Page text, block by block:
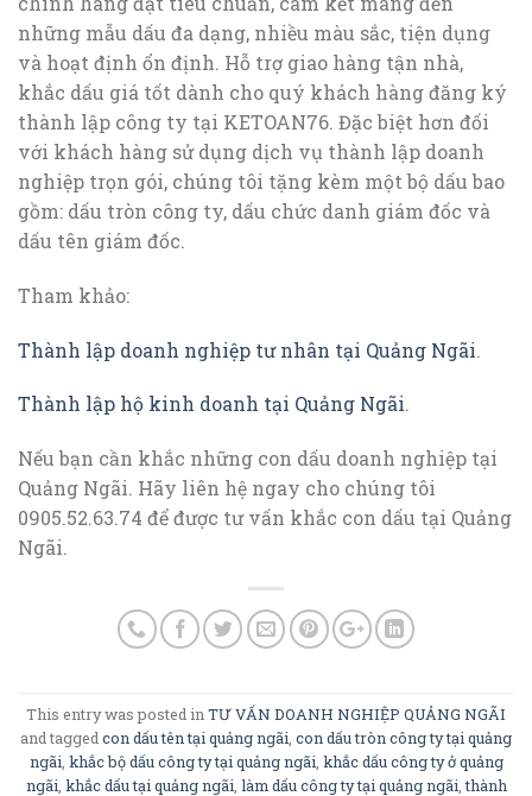
những mẫu dấu đa dạng, nhiều màu sắc, tiện dụng
và hoạt định ổn định. Hỗ trợ giao hàng tận nhà,
khắc dấu giá tốt dành cho quý khách hàng đăng ký
thành lập công ty tại KETOAN76. Đặc biệt hơn đối
với khách hàng sử dụng dịch vụ thành lập doanh
nghiệp trọn gói, chúng tôi tặng kèm một bộ dấu bao
gồm: dấu tròn công ty, dấu chức danh giám đốc và
dấu tên giám đốc.
Tham khảo:
Thành lập doanh nghiệp tư nhân tại Quảng Ngãi.
Thành lập hộ kinh doanh tại Quảng Ngãi.
Nếu bạn cần khắc những con dấu doanh nghiệp tại
Quảng Ngãi. Hãy liên hệ ngay cho chúng tôi
0905.52.63.74 để được tư vấn khắc con dấu tại Quảng
Ngãi.
This entry was posted in TƯ VẤN DOANH NGHIỆP QUẢNG NGÃI
and tagged con dấu tên tại quảng ngãi con dấu tròn công ty tại quảng
ngãi khắc bộ dấu công ty tại quảng ngãi khắc dấu công ty ở quảng
ngãi khắc dấu tại quảng ngãi làm dấu công ty tại quảng ngãi ,thành